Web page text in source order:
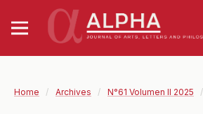
Home / Archives / N°61 Volumen II 2025 /